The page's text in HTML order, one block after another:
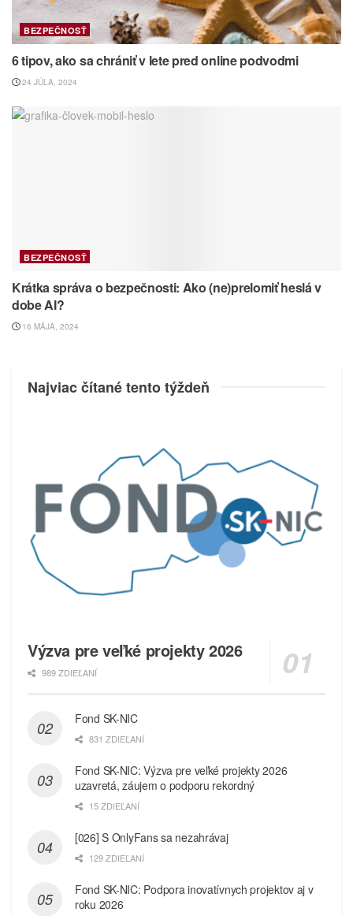
BEZPEČNOSŤ
6 tipov, ako sa chrániť v lete pred online podvodmi
24 JÚLA, 2024
BEZPEČNOSŤ
Krátka správa o bezpečnosti: Ako (ne)prelomiť heslá v
dobe AI?
16 MÁJA, 2024
Najviac čítané tento týždeň
Výzva pre veľké projekty 2026
989 ZDIEĽANÍ
Fond SK-NIC
831 ZDIEĽANÍ
Fond SK-NIC: Výzva pre veľké projekty 2026
uzavretá, záujem o podporu rekordný
15 ZDIEĽANÍ
[026] S OnlyFans sa nezahrávaj
129 ZDIEĽANÍ
Fond SK-NIC: Podpora inovatívnych projektov aj v
roku 2026